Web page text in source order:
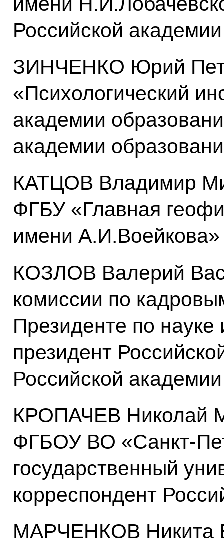
Российской
ЗИНЧЕНКО Юрий
«Психологический
академии
академии
КАТЦОВ Владимир
ФГБУ «Главная
имени А.И.Воейкова»
КОЗЛОВ Валерий
комиссии по
Президенте по
президент
Российской
КРОПАЧЕВ Николай
ФГБОУ ВО «Санкт-
государственный
корреспондент
МАРЧЕНКОВ Никита